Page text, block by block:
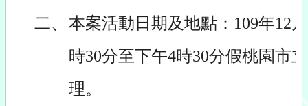
二、 本案活動日期及地點：109年12
時30分至下午4時30分假桃園市
理。